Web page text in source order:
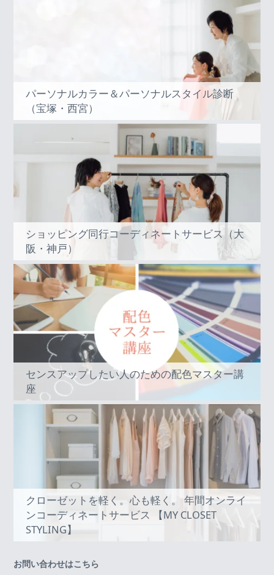
パーソナルカラー＆パーソナルスタイル診断
（宝塚・西宮）
ショッピング同行コーディネートサービス（大
阪・神戸）
センスアップしたい人のための配色マスター講
座
クローゼットを軽く。心も軽く。 年間オンライ
ンコーディネートサービス 【MY CLOSET
STYLING】
お問い合わせはこちら